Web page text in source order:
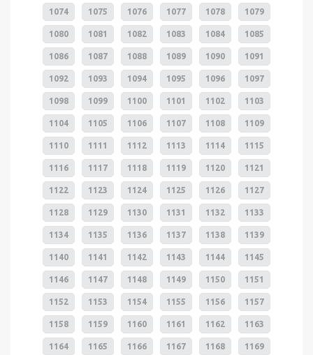
1074 1075 1076 1077 1078 1079
1080 1081 1082 1083 1084 1085
1086 1087 1088 1089 1090 1091
1092 1093 1094 1095 1096 1097
1098 1099 1100 1101 1102 1103
1104 1105 1106 1107 1108 1109
1110 1111 1112 1113 1114 1115
1116 1117 1118 1119 1120 1121
1122 1123 1124 1125 1126 1127
1128 1129 1130 1131 1132 1133
1134 1135 1136 1137 1138 1139
1140 1141 1142 1143 1144 1145
1146 1147 1148 1149 1150 1151
1152 1153 1154 1155 1156 1157
1158 1159 1160 1161 1162 1163
1164 1165 1166 1167 1168 1169